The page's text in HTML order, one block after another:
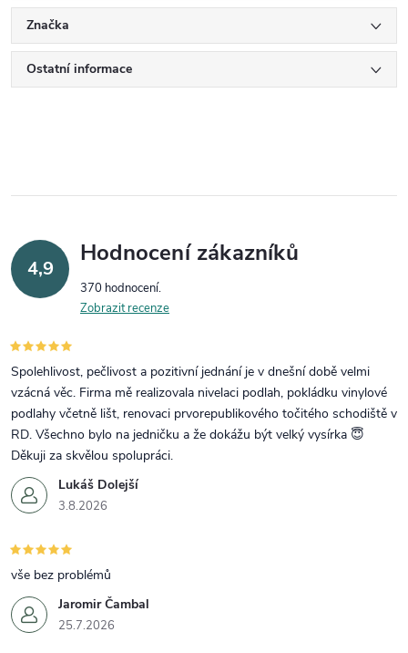
Značka
Ostatní informace
4,9
Hodnocení zákazníků
370 hodnocení
Zobrazit recenze
Lukáš Dolejší
3.8.2026
Spolehlivost, pečlivost a pozitivní jednání je v dnešní době velmi
vzácná věc. Firma mě realizovala nivelaci podlah, pokládku vinylové
podlahy včetně lišt, renovaci prvorepublikového točitého schodiště v
RD. Všechno bylo na jedničku a že dokážu být velký vysírka 😇
Děkuji za skvělou spolupráci.
Jaromir Čambal
25.7.2026
vše bez problémů